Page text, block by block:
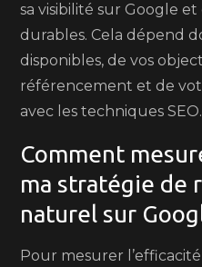
sa visibilité sur Google
durables. Cela dépend
disponibles, de vos
référencement et de
avec les techniques SEO.
Comment
ma stratégie de
naturel sur
Pour mesurer